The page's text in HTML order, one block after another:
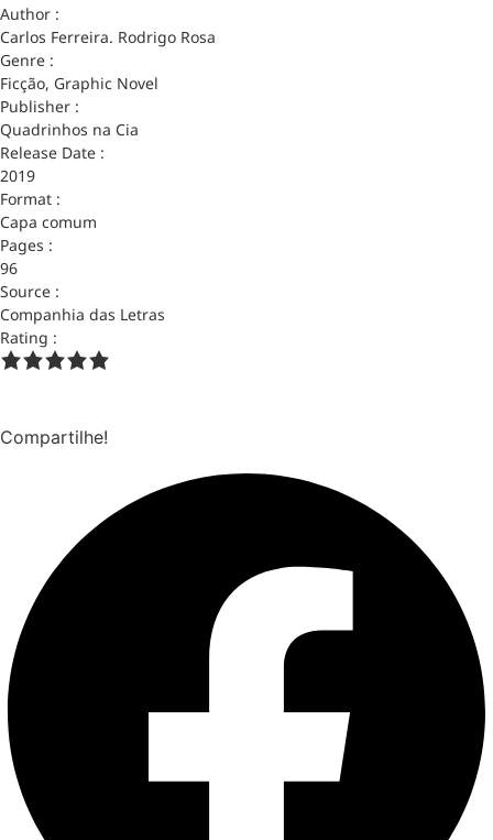
Author :
Carlos Ferreira. Rodrigo Rosa
Genre :
Ficção, Graphic Novel
Publisher :
Quadrinhos na Cia
Release Date :
2019
Format :
Capa comum
Pages :
96
Source :
Companhia das Letras
Rating :
Compartilhe!